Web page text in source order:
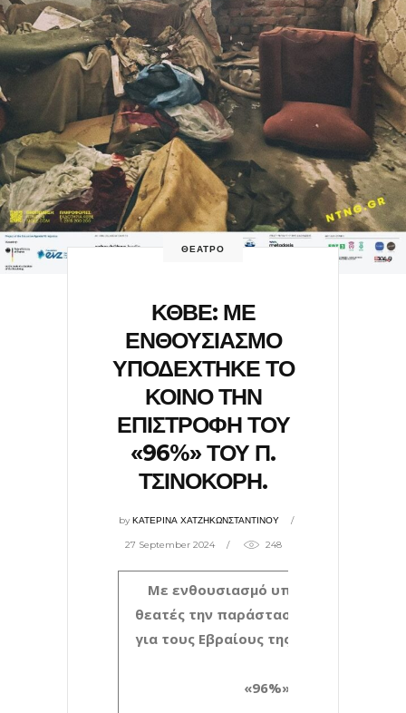
ΘΕΑΤΡΟ
ΚΘΒΕ: ΜΕ
ΕΝΘΟΥΣΙΑΣΜΟ
ΥΠΟΔΕΧΤΗΚΕ ΤΟ
ΚΟΙΝΟ ΤΗΝ
ΕΠΙΣΤΡΟΦΗ ΤΟΥ
«96%» ΤΟΥ Π.
ΤΣΙΝΟΚΟΡΗ.
byΚΑΤΕΡΙΝΑ ΧΑΤΖΗΚΩΝΣΤΑΝΤΙΝΟΥ
27 September 2024 248
Με ενθουσιασμό υποδέχτηκαν οι
θεατές την παράσταση- ντοκιμαντέρ
για τους Εβραίους της Θεσσαλονίκης
«96%»